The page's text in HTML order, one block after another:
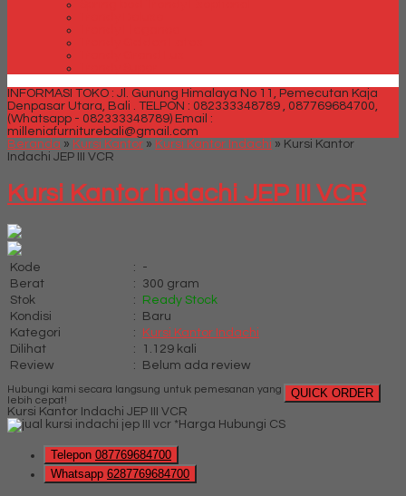
INFORMASI TOKO : Jl. Gunung Himalaya No 11, Pemecutan Kaja
Denpasar Utara, Bali . TELPON : 082333348789 , 087769684700,
(Whatsapp - 082333348789) Email :
milleniafurniturebali@gmail.com
Beranda » Kursi Kantor » Kursi Kantor Indachi » Kursi Kantor
Indachi JEP III VCR
Kursi Kantor Indachi JEP III VCR
Kode :
-
Berat
:
300 gram
Stok
:
Ready Stock
Kondisi
:
Baru
Kategori
:
Kursi Kantor Indachi
Dilihat
:
1.129 kali
Review
: Belum ada review
QUICK ORDER
Hubungi kami secara langsung untuk pemesanan yang
lebih cepat!
Kursi Kantor Indachi JEP III VCR
*Harga Hubungi CS
Telepon 087769684700
Whatsapp 6287769684700